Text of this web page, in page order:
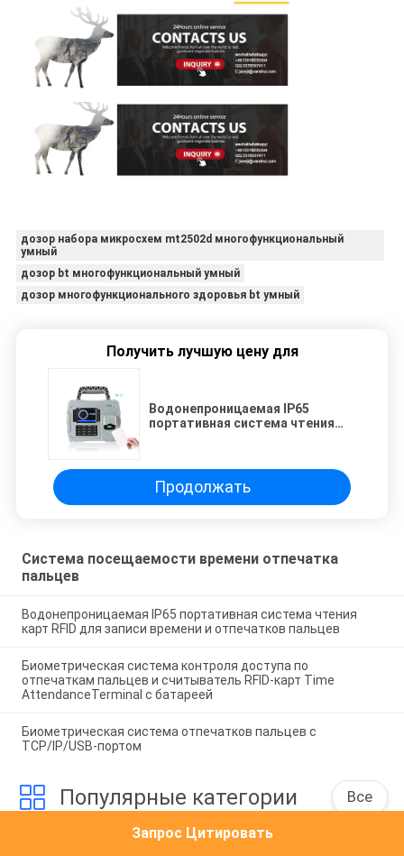
дозор набора микросхем mt2502d многофункциональный
умный
дозор bt многофункциональный умный
дозор многофункционального здоровья bt умный
Получить лучшую цену для
Водонепроницаемая IP65
портативная система чтения
Продолжать
Система посещаемости времени отпечатка
пальцев
Водонепроницаемая IP65 портативная система чтения
карт RFID для записи времени и отпечатков пальцев
Биометрическая система контроля доступа по
отпечаткам пальцев и считыватель RFID-карт Time
AttendanceTerminal с батареей
Биометрическая система отпечатков пальцев с
TCP/IP/USB-портом
Популярные категории Все
Запрос Цитировать